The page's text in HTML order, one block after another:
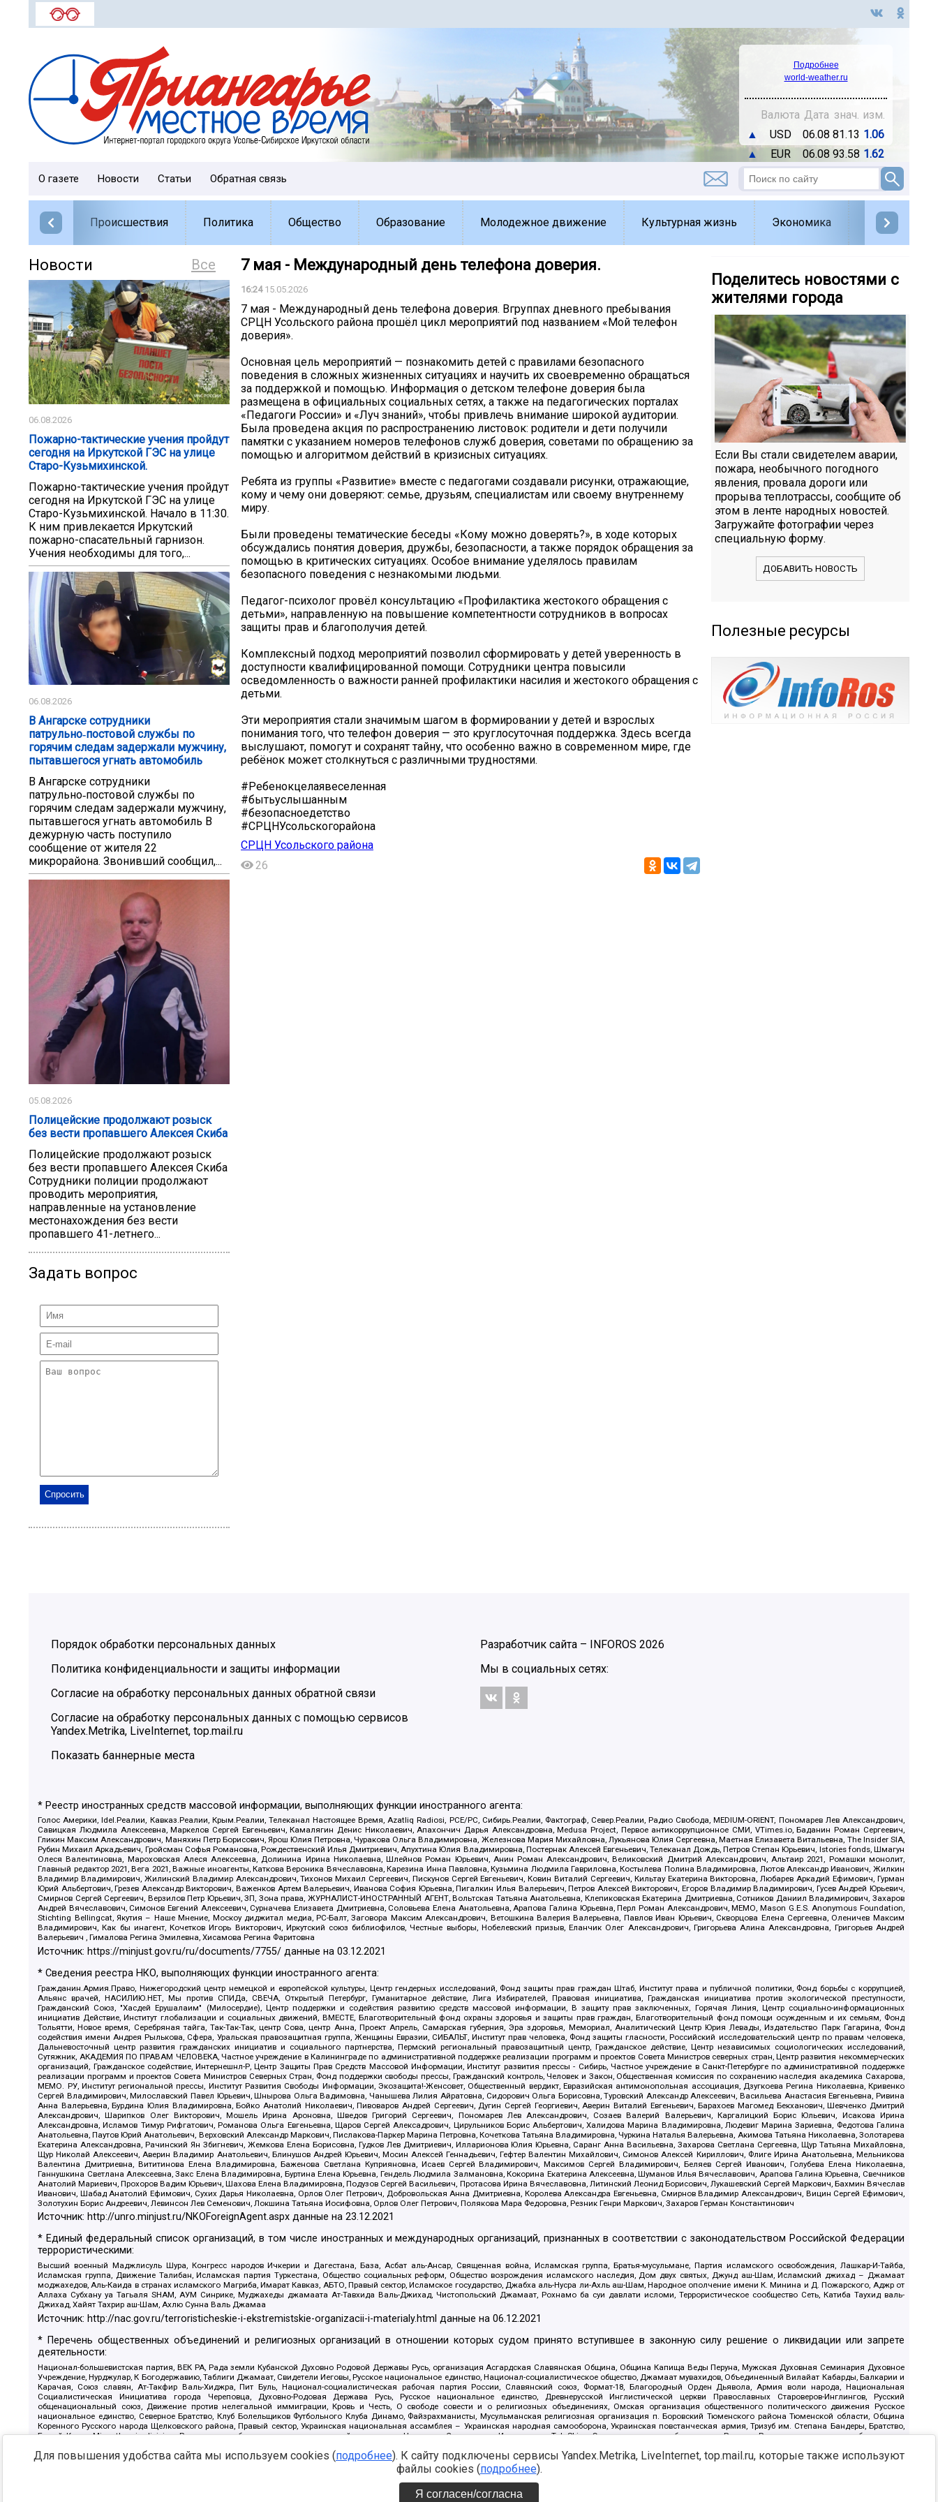
Подробнее
world-weather.ru
Валюта Дата знач. изм.
▲
USD 06.08 81.13 1.06
▲
EUR 06.08 93.58 1.62
О газете Новости Статьи Обратная связь
Происшествия Политика Общество Образование Молодежное движение Культурная жизнь Экономика Спорт
Все
Новости
06.08.2026
Пожарно-тактические учения пройдут
сегодня на Иркутской ГЭС на улице
Старо-Кузьмихинской.
Пожарно-тактические учения пройдут
сегодня на Иркутской ГЭС на улице
Старо-Кузьмихинской. Начало в 11:30.
К ним привлекается Иркутский
пожарно-спасательный гарнизон.
Учения необходимы для того,...
06.08.2026
В Ангарске сотрудники
патрульно‑постовой службы по
горячим следам задержали мужчину,
пытавшегося угнать автомобиль
В Ангарске сотрудники
патрульно‑постовой службы по
горячим следам задержали мужчину,
пытавшегося угнать автомобиль В
дежурную часть поступило
сообщение от жителя 22
микрорайона. Звонивший сообщил,...
05.08.2026
Полицейские продолжают розыск
без вести пропавшего Алексея Скиба
Полицейские продолжают розыск
без вести пропавшего Алексея Скиба
Сотрудники полиции продолжают
проводить мероприятия,
направленные на установление
местонахождения без вести
пропавшего 41-летнего...
Задать вопрос
7 мая - Международный день телефона доверия.
16:2415.05.2026
7 мая - Международный день телефона доверия. Вгруппах дневного пребывания
СРЦН Усольского района прошёл цикл мероприятий под названием «Мой телефон
доверия».
Основная цель мероприятий — познакомить детей с правилами безопасного
поведения в сложных жизненных ситуациях и научить их своевременно обращаться
за поддержкой и помощью. Информация о детском телефоне доверия была
размещена в официальных социальных сетях, а также на педагогических порталах
«Педагоги России» и «Луч знаний», чтобы привлечь внимание широкой аудитории.
Была проведена акция по распространению листовок: родители и дети получили
памятки с указанием номеров телефонов служб доверия, советами по обращению за
помощью и алгоритмом действий в кризисных ситуациях.
Ребята из группы «Развитие» вместе с педагогами создавали рисунки, отражающие,
кому и чему они доверяют: семье, друзьям, специалистам или своему внутреннему
миру.
Были проведены тематические беседы «Кому можно доверять?», в ходе которых
обсуждались понятия доверия, дружбы, безопасности, а также порядок обращения за
помощью в критических ситуациях. Особое внимание уделялось правилам
безопасного поведения с незнакомыми людьми.
Педагог-психолог провёл консультацию «Профилактика жестокого обращения с
детьми», направленную на повышение компетентности сотрудников в вопросах
защиты прав и благополучия детей.
Комплексный подход мероприятий позволил сформировать у детей уверенность в
доступности квалифицированной помощи. Сотрудники центра повысили
осведомленность о важности ранней профилактики насилия и жестокого обращения с
детьми.
Эти мероприятия стали значимым шагом в формировании у детей и взрослых
понимания того, что телефон доверия — это круглосуточная поддержка. Здесь всегда
выслушают, помогут и сохранят тайну, что особенно важно в современном мире, где
ребёнок может столкнуться с различными трудностями.
#Ребенокцелаявеселенная
#бытьуслышанным
#безопасноедетство
#СРЦНУсольскогорайона
СРЦН Усольского района
26
Поделитесь новостями с
жителями города
Если Вы стали свидетелем аварии,
пожара, необычного погодного
явления, провала дороги или
прорыва теплотрассы, сообщите об
этом в ленте народных новостей.
Загружайте фотографии через
специальную форму.
ДОБАВИТЬ НОВОСТЬ
Полезные ресурсы
Порядок обработки персональных данных
Политика конфиденциальности и защиты информации
Согласие на обработку персональных данных обратной связи
Согласие на обработку персональных данных с помощью сервисов
Yandex.Metrika, LiveInternet, top.mail.ru
Показать баннерные места
Разработчик сайта – INFOROS 2026
Мы в социальных сетях:
* Реестр иностранных средств массовой информации, выполняющих функции иностранного агента:
Голос Америки, Idel.Реалии, Кавказ.Реалии, Крым.Реалии, Телеканал Настоящее Время, Azatliq Radiosi, PCE/PC, Сибирь.Реалии, Фактограф, Север.Реалии, Радио Свобода, MEDIUM-ORIENT, Пономарев Лев Александрович,
Савицкая Людмила Алексеевна, Маркелов Сергей Евгеньевич, Камалягин Денис Николаевич, Апахончич Дарья Александровна, Medusa Project, Первое антикоррупционное СМИ, VTimes.io, Баданин Роман Сергеевич,
Гликин Максим Александрович, Маняхин Петр Борисович, Ярош Юлия Петровна, Чуракова Ольга Владимировна, Железнова Мария Михайловна, Лукьянова Юлия Сергеевна, Маетная Елизавета Витальевна, The Insider SIA,
Рубин Михаил Аркадьевич, Гройсман Софья Романовна, Рождественский Илья Дмитриевич, Апухтина Юлия Владимировна, Постернак Алексей Евгеньевич, Телеканал Дождь, Петров Степан Юрьевич, Istories fonds, Шмагун
Олеся Валентиновна, Мароховская Алеся Алексеевна, Долинина Ирина Николаевна, Шлейнов Роман Юрьевич, Анин Роман Александрович, Великовский Дмитрий Александрович, Альтаир 2021, Ромашки монолит,
Главный редактор 2021, Вега 2021, Важные иноагенты, Каткова Вероника Вячеславовна, Карезина Инна Павловна, Кузьмина Людмила Гавриловна, Костылева Полина Владимировна, Лютов Александр Иванович, Жилкин
Владимир Владимирович, Жилинский Владимир Александрович, Тихонов Михаил Сергеевич, Пискунов Сергей Евгеньевич, Ковин Виталий Сергеевич, Кильтау Екатерина Викторовна, Любарев Аркадий Ефимович, Гурман
Юрий Альбертович, Грезев Александр Викторович, Важенков Артем Валерьевич, Иванова София Юрьевна, Пигалкин Илья Валерьевич, Петров Алексей Викторович, Егоров Владимир Владимирович, Гусев Андрей Юрьевич,
Смирнов Сергей Сергеевич, Верзилов Петр Юрьевич, ЗП, Зона права, ЖУРНАЛИСТ-ИНОСТРАННЫЙ АГЕНТ, Вольтская Татьяна Анатольевна, Клепиковская Екатерина Дмитриевна, Сотников Даниил Владимирович, Захаров
Андрей Вячеславович, Симонов Евгений Алексеевич, Сурначева Елизавета Дмитриевна, Соловьева Елена Анатольевна, Арапова Галина Юрьевна, Перл Роман Александрович, МЕМО, Mason G.E.S. Anonymous Foundation,
Stichting Bellingcat, Якутия – Наше Мнение, Москоу диджитал медиа, РС-Балт, Заговора Максим Александрович, Ветошкина Валерия Валерьевна, Павлов Иван Юрьевич, Скворцова Елена Сергеевна, Оленичев Максим
Владимирович, Как бы инагент, Кочетков Игорь Викторович, Иркутский союз библиофилов, Честные выборы, Нобелевский призыв, Еланчик Олег Александрович, Григорьева Алина Александровна, Григорьев Андрей
Валерьевич , Гималова Регина Эмилевна, Хисамова Регина Фаритовна
Источник: https://minjust.gov.ru/ru/documents/7755/ данные на03.12.2021
* Сведения реестра НКО, выполняющих функции иностранного агента:
Гражданин.Армия.Право, Нижегородский центр немецкой и европейской культуры, Центр гендерных исследований, Фонд защиты прав граждан Штаб, Институт права и публичной политики, Фонд борьбы с коррупцией,
Альянс врачей, НАСИЛИЮ.НЕТ, Мы против СПИДа, СВЕЧА, Открытый Петербург, Гуманитарное действие, Лига Избирателей, Правовая инициатива, Гражданская инициатива против экологической преступности,
Гражданский Союз, "Хасдей Ерушалаим" (Милосердие), Центр поддержки и содействия развитию средств массовой информации, В защиту прав заключенных, Горячая Линия, Центр социально-информационных
инициатив Действие, Институт глобализации и социальных движений, ВМЕСТЕ, Благотворительный фонд охраны здоровья и защиты прав граждан, Благотворительный фонд помощи осужденным и их семьям, Фонд
Тольятти, Новое время, Серебряная тайга, Так-Так-Так, центр Сова, центр Анна, Проект Апрель, Самарская губерния, Эра здоровья, Мемориал, Аналитический Центр Юрия Левады, Издательство Парк Гагарина, Фонд
содействия имени Андрея Рылькова, Сфера, Уральская правозащитная группа, Женщины Евразии, СИБАЛЬТ, Институт прав человека, Фонд защиты гласности, Российский исследовательский центр по правам человека,
Дальневосточный центр развития гражданских инициатив и социального партнерства, Пермский региональный правозащитный центр, Гражданское действие, Центр независимых социологических исследований,
Сутяжник, АКАДЕМИЯ ПО ПРАВАМ ЧЕЛОВЕКА, Частное учреждение в Калининграде по административной поддержке реализации программ и проектов Совета Министров северных стран, Центр развития некоммерческих
организаций, Гражданское содействие, Интернешнл-Р, Центр Защиты Прав Средств Массовой Информации, Институт развития прессы - Сибирь, Частное учреждение в Санкт-Петербурге по административной поддержке
реализации программ и проектов Совета Министров Северных Стран, Фонд поддержки свободы прессы, Гражданский контроль, Человек и Закон, Общественная комиссия по сохранению наследия академика Сахарова,
МЕМО. РУ, Институт региональной прессы, Институт Развития Свободы Информации, Экозащита!-Женсовет, Общественный вердикт, Евразийская антимонопольная ассоциация, Дзугкоева Регина Николаевна, Кривенко
Сергей Владимирович, Милославский Павел Юрьевич, Шнырова Ольга Вадимовна, Чанышева Лилия Айратовна, Сидорович Ольга Борисовна, Туровский Александр Алексеевич, Васильева Анастасия Евгеньевна, Ривина
Анна Валерьевна, Бурдина Юлия Владимировна, Бойко Анатолий Николаевич, Пивоваров Андрей Сергеевич, Дугин Сергей Георгиевич, Аверин Виталий Евгеньевич, Барахоев Магомед Бекханович, Шевченко Дмитрий
Александрович, Шарипков Олег Викторович, Мошель Ирина Ароновна, Шведов Григорий Сергеевич, Пономарев Лев Александрович, Созаев Валерий Валерьевич, Каргалицкий Борис Юльевич, Исакова Ирина
Александровна, Исламов Тимур Рифгатович, Романова Ольга Евгеньевна, Щаров Сергей Алексадрович, Цирульников Борис Альбертович, Халидова Марина Владимировна, Людевиг Марина Зариевна, Федотова Галина
Анатольевна, Паутов Юрий Анатольевич, Верховский Александр Маркович, Пислакова-Паркер Марина Петровна, Кочеткова Татьяна Владимировна, Чуркина Наталья Валерьевна, Акимова Татьяна Николаевна, Золотарева
Екатерина Александровна, Рачинский Ян Збигневич, Жемкова Елена Борисовна, Гудков Лев Дмитриевич, Илларионова Юлия Юрьевна, Саранг Анна Васильевна, Захарова Светлана Сергеевна, Щур Татьяна Михайловна,
Щур Николай Алексеевич, Аверин Владимир Анатольевич, Блинушов Андрей Юрьевич, Мосин Алексей Геннадьевич, Гефтер Валентин Михайлович, Симонов Алексей Кириллович, Флиге Ирина Анатольевна, Мельникова
Валентина Дмитриевна, Вититинова Елена Владимировна, Баженова Светлана Куприяновна, Исаев Сергей Владимирович, Максимов Сергей Владимирович, Беляев Сергей Иванович, Голубева Елена Николаевна,
Ганнушкина Светлана Алексеевна, Закс Елена Владимировна, Буртина Елена Юрьевна, Гендель Людмила Залмановна, Кокорина Екатерина Алексеевна, Шуманов Илья Вячеславович, Арапова Галина Юрьевна, Свечников
Анатолий Мариевич, Прохоров Вадим Юрьевич, Шахова Елена Владимировна, Подузов Сергей Васильевич, Протасова Ирина Вячеславовна, Литинский Леонид Борисович, Лукашевский Сергей Маркович, Бахмин Вячеслав
Иванович, Шабад Анатолий Ефимович, Сухих Дарья Николаевна, Орлов Олег Петрович, Добровольская Анна Дмитриевна, Королева Александра Евгеньевна, Смирнов Владимир Александрович, Вицин Сергей Ефимович,
Золотухин Борис Андреевич, Левинсон Лев Семенович, Локшина Татьяна Иосифовна, Орлов Олег Петрович, Полякова Мара Федоровна, Резник Генри Маркович, Захаров Герман Константинович
Источник: http://unro.minjust.ru/NKOForeignAgent.aspx данные на23.12.2021
* Единый федеральный список организаций, в том числе иностранных и международных организаций, признанных в соответствии с законодательством Российской Федерации
террористическими:
Высший военный Маджлисуль Шура, Конгресс народов Ичкерии и Дагестана, База, Асбат аль-Ансар, Священная война, Исламская группа, Братья-мусульмане, Партия исламского освобождения, Лашкар-И-Тайба,
Исламская группа, Движение Талибан, Исламская партия Туркестана, Общество социальных реформ, Общество возрождения исламского наследия, Дом двух святых, Джунд аш-Шам, Исламский джихад – Джамаат
моджахедов, Аль-Каида в странах исламского Магриба, Имарат Кавказ, АБТО, Правый сектор, Исламское государство, Джабха аль-Нусра ли-Ахль аш-Шам, Народное ополчение имени К. Минина и Д. Пожарского, Аджр от
Аллаха Субхану уа Тагьаля SHAM, АУМ Синрике, Муджахеды джамаата Ат-Тавхида Валь-Джихад, Чистопольский Джамаат, Рохнамо ба суи давлати исломи, Террористическое сообщество Сеть, Катиба Таухид валь-
Джихад, Хайят Тахрир аш-Шам, Ахлю Сунна Валь Джамаа
Источник: http://nac.gov.ru/terroristicheskie-i-ekstremistskie-organizacii-i-materialy.html данные на06.12.2021
* Перечень общественных объединений и религиозных организаций в отношении которых судом принято вступившее в законную силу решение о ликвидации или запрете
деятельности:
Национал-большевистская партия, ВЕК РА, Рада земли Кубанской Духовно Родовой Державы Русь, организация Асгардская Славянская Община, Община Капища Веды Перуна, Мужская Духовная Семинария Духовное
Учреждение, Нурджулар, К Богодержавию, Таблиги Джамаат, Свидетели Иеговы, Русское национальное единство, Национал-социалистическое общество, Джамаат мувахидов, Объединенный Вилайат Кабарды, Балкарии и
Карачая, Союз славян, Ат-Такфир Валь-Хиджра, Пит Буль, Национал-социалистическая рабочая партия России, Славянский союз, Формат-18, Благородный Орден Дьявола, Армия воли народа, Национальная
Социалистическая Инициатива города Череповца, Духовно-Родовая Держава Русь, Русское национальное единство, Древнерусской Инглистической церкви Православных Староверов-Инглингов, Русский
общенациональный союз, Движение против нелегальной иммиграции, Кровь и Честь, О свободе совести и о религиозных объединениях, Омская организация общественного политического движения Русское
национальное единство, Северное Братство, Клуб Болельщиков Футбольного Клуба Динамо, Файзрахманисты, Мусульманская религиозная организация п. Боровский Тюменского района Тюменской области, Община
Коренного Русского народа Щелковского района, Правый сектор, Украинская национальная ассамблея – Украинская народная самооборона, Украинская повстанческая армия, Тризуб им. Степана Бандеры, Братство,
Белый Крест, Misanthropic division, Религиозное объединение последователей инглиизма, Народная Социальная Инициатива, TulaSkins, Этнополитическое объединение Русские, Русское национальное объединение
Артподготовка, Штольц, В честь иконы Божией Матери Державная, Сектор 16, Независимость, Фирма, Молодежная правозащитная группа МПГ, Курсом Правды и Единения, Каракольская инициативная группа, Автоград
Крю, Союз Славянских Сил Руси, Алля-Аят, Благотворительный пансионат Ак Умут, Русская республика Русь, Арестантское уголовное единство, Башкорт, Нация и свобода, W.H.С., Фалунь Дафа, Иртыш Ultras, Русский
Патриотический клуб-Новокузнецк/РПК, Сибирский державный союз, Фонд борьбы с коррупцией, Фонд защиты прав граждан, Штабы Навального, Совет граждан СССР Прикубанского округа г. Краснодара
Для повышения удобства сайта мы используем cookies (подробнее). К сайту подключены сервисы Yandex.Metrika, LiveInternet, top.mail.ru, которые также используют
файлы cookies (подробнее).
Я согласен/согласна